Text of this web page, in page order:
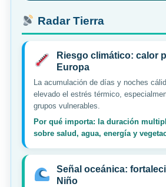
Radar Tierra
Riesgo climático: calor
Europa
La acumulación de días y noches
elevado el estrés térmico,
grupos vulnerables.
Por qué importa: la duración
sobre salud, agua, energía y
Señal oceánica:
Niño